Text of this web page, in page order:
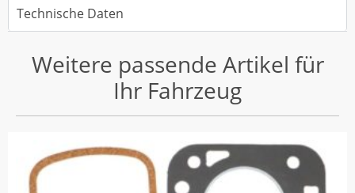
Technische Daten
Weitere passende Artikel für
Ihr Fahrzeug